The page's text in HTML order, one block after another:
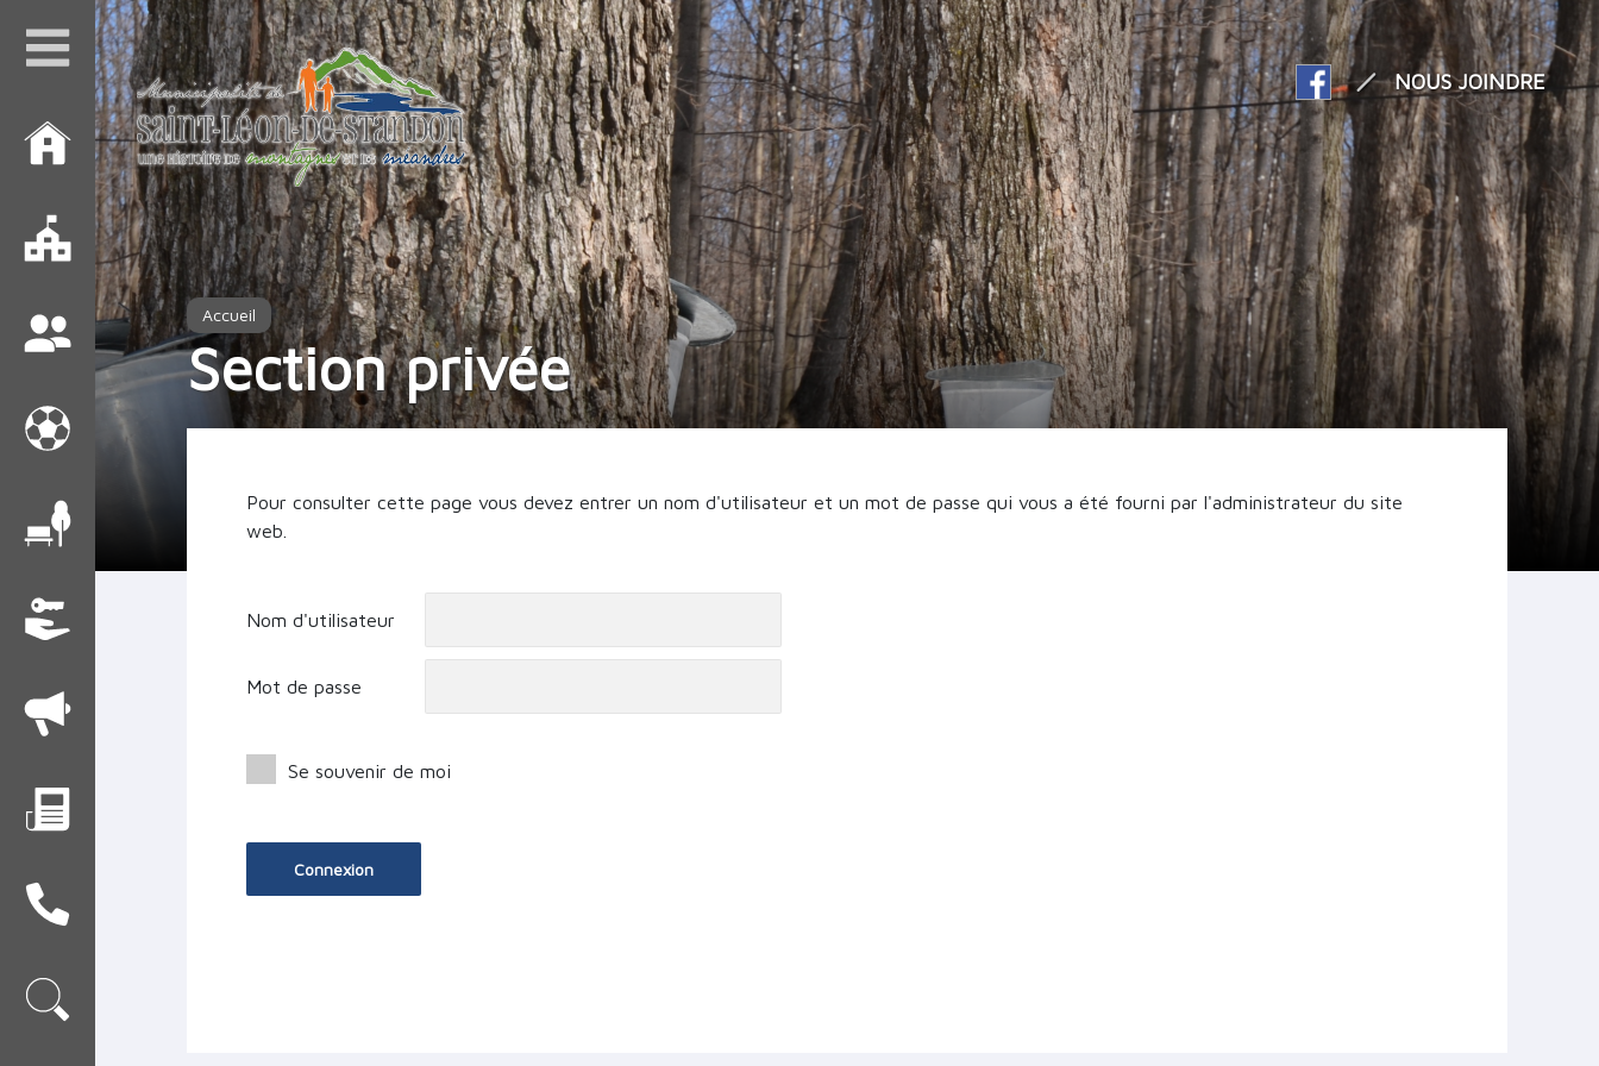
NOUS JOINDRE
Accueil
Section privée
Pour consulter cette page vous devez entrer un nom d'utilisateur et un mot de passe qui vous a été fourni par l'administrateur du site
web.
Nom d'utilisateur
Mot de passe
Se souvenir de moi